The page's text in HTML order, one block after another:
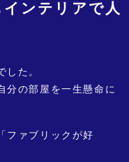
ンテリアで人
した。
分の部屋を一生懸命に
ファブリックが好